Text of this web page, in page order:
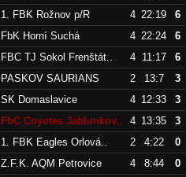
1. FBK Rožnov p/R 4 22:19
6
FbK Horní Suchá 4 22:24
6
FBC TJ Sokol Frenštát.. 4 11:17
6
PASKOV SAURIANS 2 13:7
3
SK Domaslavice 4 12:33
3
FbC Coyotes Jablunkov.. 4 13:35
3
1. FBK Eagles Orlová.. 2 4:22
0
Z.F.K. AQM Petrovice 4 8:44 0